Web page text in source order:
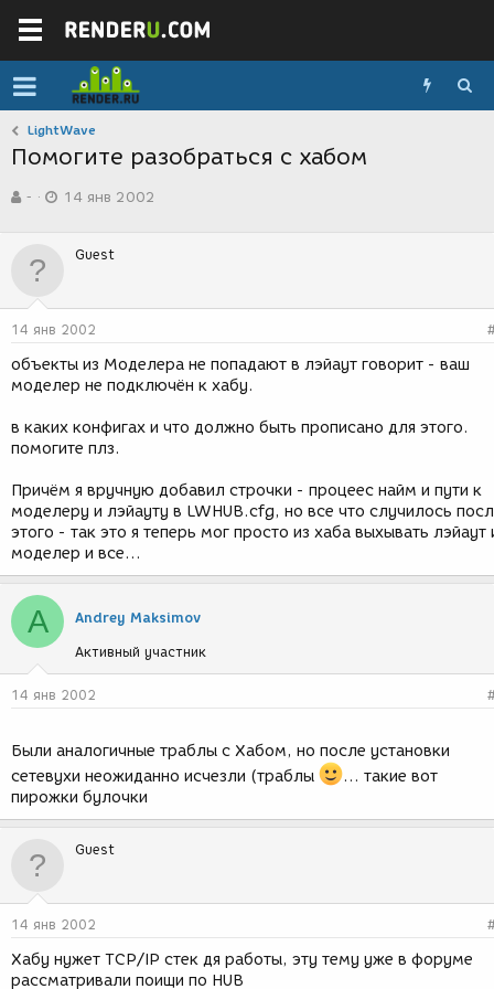
LightWave
Помогите разобраться с хабом
в
р
м
-
а
д
н
и
14 янв 2002
Guest
14 янв 2002
объекты из Моделера не попадают в лэйаут говорит - ваш
моделер не подключён к хабу.
в каких конфигах и что должно быть прописано для этого.
помогите плз.
Причём я вручную добавил строчки - процеес найм и пути к
моделеру и лэйауту в LWHUB.cfg, но все что случилось
этого - так это я теперь мог просто из хаба выхывать лэйаут
моделер и все...
A Andrey Maksimov
Активный участник
14 янв 2002
Были аналогичные траблы с Хабом, но после установки
сетевухи неожиданно исчезли (траблы
... такие вот
пирожки булочки
Guest
14 янв 2002
Хабу нужет TCP/IP стек дя работы, эту тему уже в форуме
рассматривали поищи по HUB